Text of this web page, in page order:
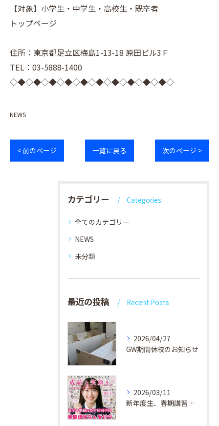
【対象】小学生・中学生・高校生・既卒者
トップページ
住所：東京都足立区梅島1-13-18 原田ビル3Ｆ
TEL：03-5888-1400
◇◆◇◆◇◆◇◆◇◆◇◆◇◆◇◆◇◆◇◆◇
NEWS
< 前のページ 一覧に戻る 次のページ >
カテゴリー Categories
全てのカテゴリー
NEWS
未分類
最近の投稿 Recent Posts
2026/04/27
GW期間休校のお知らせ
2026/03/11
新年度生、春期講習生 受付中！